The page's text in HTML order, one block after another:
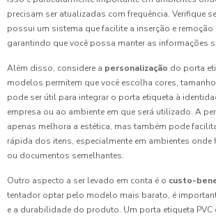
precisam ser atualizadas com frequência. Verifique
possui um sistema que facilite a inserção e remoção
garantindo que você possa manter as informações
Além disso, considere a personalização do porta
modelos permitem que você escolha cores,
pode ser útil para integrar o porta etiqueta à
empresa ou ao ambiente em que será utilizado. A
apenas melhora a estética, mas também pode
rápida dos itens, especialmente em ambientes
ou documentos semelhantes.
Outro aspecto a ser levado em conta é o custo-
tentador optar pelo modelo mais barato, é
e a durabilidade do produto. Um porta etiqueta